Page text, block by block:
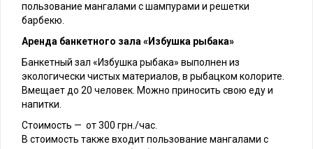
пользование мангалами с шампурами и решетки
барбекю.
Аренда банкетного зала «Избушка рыбака»
Банкетный зал «Избушка рыбака» выполнен из
экологически чистых материалов, в рыбацком колорите.
Вмещает до 20 человек. Можно приносить свою еду и
напитки.
Стоимость — от 300 грн./час.
В стоимость также входит пользование мангалами с